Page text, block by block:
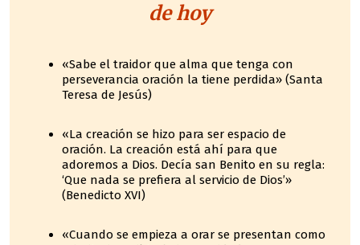
de hoy
«Sabe el traidor que alma que tenga con
perseverancia oración la tiene perdida» (Santa
Teresa de Jesús)
«La creación se hizo para ser espacio de
oración. La creación está ahí para que
adoremos a Dios. Decía san Benito en su regla:
‘Que nada se prefiera al servicio de Dios’»
(Benedicto XVI)
«Cuando se empieza a orar se presentan como